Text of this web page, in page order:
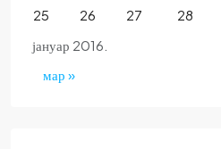
јануар 2016.
25
26 27 28
мар »